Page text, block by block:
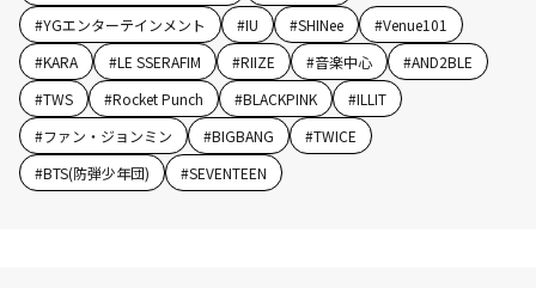
#YGエンターテインメント #IU #SHINee #Venue101
#KARA #LE SSERAFIM #RIIZE #音楽中心 #AND2BLE
#TWS #Rocket Punch #BLACKPINK #ILLIT
#ファン・ジョンミン #BIGBANG #TWICE
#BTS(防弾少年団) #SEVENTEEN